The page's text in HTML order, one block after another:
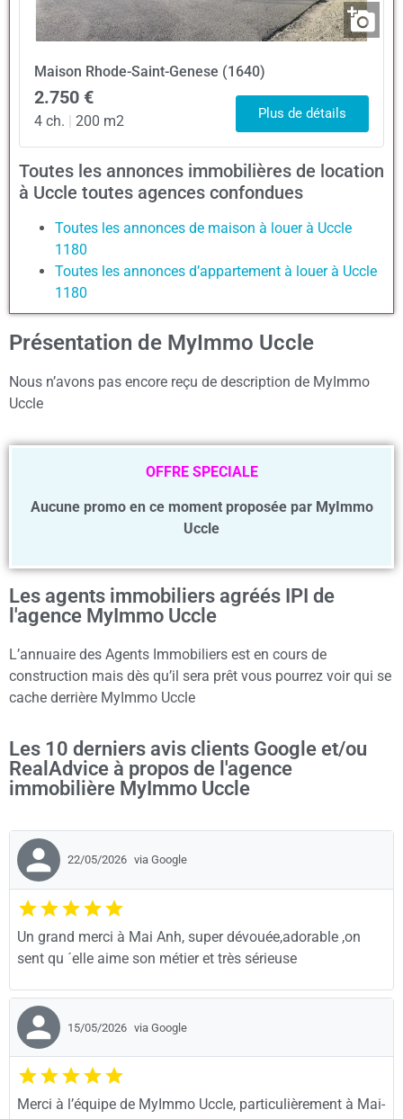
Maison Rhode-Saint-Genese (1640)
2.750 €
4 ch. | 200 m2 Plus de détails
Toutes les annonces immobilières de location
à Uccle toutes agences confondues
Toutes les annonces de maison à louer à Uccle
1180
Toutes les annonces d’appartement à louer à Uccle
1180
Présentation de MyImmo Uccle
Nous n’avons pas encore reçu de description de MyImmo
Uccle
OFFRE SPECIALE
Aucune promo en ce moment proposée par MyImmo
Uccle
Les agents immobiliers agréés IPI de
l'agence MyImmo Uccle
L’annuaire des Agents Immobiliers est en cours de
construction mais dès qu’il sera prêt vous pourrez voir qui se
cache derrière MyImmo Uccle
Les 10 derniers avis clients Google et/ou
RealAdvice à propos de l'agence
immobilière MyImmo Uccle
22/05/2026 via Google
Un grand merci à Mai Anh, super dévouée,adorable ,on
sent qu ´elle aime son métier et très sérieuse
15/05/2026 via Google
Merci à l’équipe de MyImmo Uccle, particulièrement à Mai-